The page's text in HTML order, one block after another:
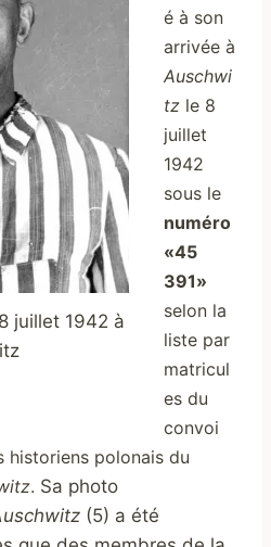
juillet 1942 à
é à son
arrivée à
Auschwi
tz le 8
juillet
1942
sous le
numéro
«45
391»
selon la
liste par
matricul
es du
convoi
historiens polonais du
. Sa photo
(5) a été